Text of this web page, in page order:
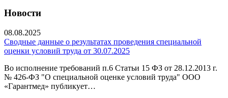
Новости
08.08.2025
Сводные данные о результатах проведения специальной
оценки условий труда от 30.07.2025
Во исполнение требований п.6 Статьи 15 ФЗ от 28.12.2013 г.
№ 426-ФЗ "О специальной оценке условий труда" ООО
«Гарантмед» публикует…